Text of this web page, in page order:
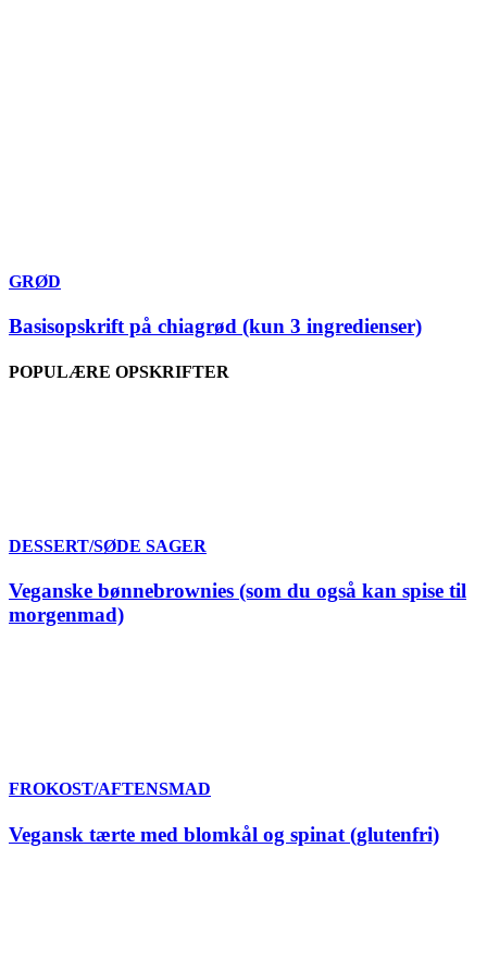
GRØD
Basisopskrift på chiagrød (kun 3 ingredienser)
POPULÆRE OPSKRIFTER
DESSERT/SØDE SAGER
Veganske bønnebrownies (som du også kan spise til
morgenmad)
FROKOST/AFTENSMAD
Vegansk tærte med blomkål og spinat (glutenfri)